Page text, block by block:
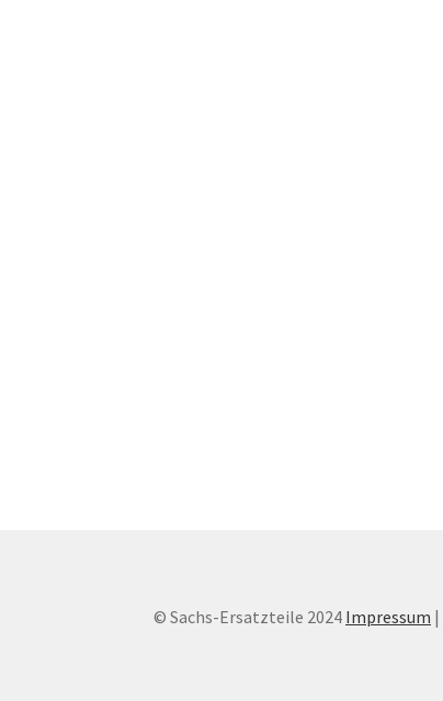
© Sachs-Ersatzteile 2024 Impressum |